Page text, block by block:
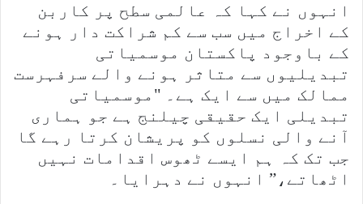
انہوں نے کہا کہ عالمی سطح پر کاربن
کے اخراج میں سب سے کم شراکت دار ہونے
کے باوجود پاکستان موسمیاتی
تبدیلیوں سے متاثر ہونے والے سرفہرست
ممالک میں سے ایک ہے۔ "موسمیاتی
تبدیلی ایک حقیقی چیلنج ہے جو ہماری
آنے والی نسلوں کو پریشان کرتا رہے گا
جب تک کہ ہم ایسے ٹھوس اقدامات نہیں
اٹھاتے،” انہوں نے دہرایا۔